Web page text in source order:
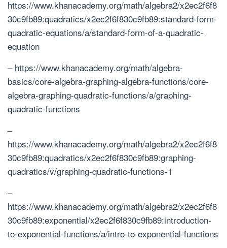
https://www.khanacademy.org/math/algebra2/x2ec2f6f8
30c9fb89:quadratics/x2ec2f6f830c9fb89:standard-form-
quadratic-equations/a/standard-form-of-a-quadratic-
equation
– https://www.khanacademy.org/math/algebra-
basics/core-algebra-graphing-algebra-functions/core-
algebra-graphing-quadratic-functions/a/graphing-
quadratic-functions
–
https://www.khanacademy.org/math/algebra2/x2ec2f6f8
30c9fb89:quadratics/x2ec2f6f830c9fb89:graphing-
quadratics/v/graphing-quadratic-functions-1
–
https://www.khanacademy.org/math/algebra2/x2ec2f6f8
30c9fb89:exponential/x2ec2f6f830c9fb89:introduction-
to-exponential-functions/a/intro-to-exponential-functions